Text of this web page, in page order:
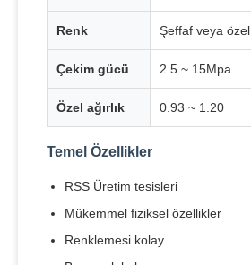
Renk Şeffaf veya özel
Çekim gücü 2.5 ~ 15Mpa
Özel ağırlık 0.93 ~ 1.20
Temel Özellikler
RSS Üretim tesisleri
Mükemmel fiziksel özellikler
Renklemesi kolay